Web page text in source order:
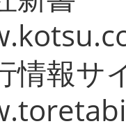
情報サ